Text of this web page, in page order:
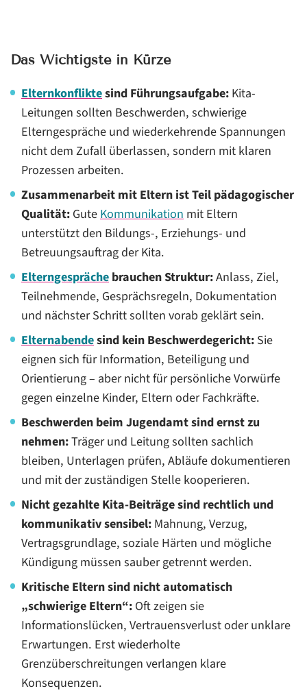
Das Wichtigste in Kürze
Elternkonfliktesind Führungsaufgabe:Kita-
Leitungen sollten Beschwerden, schwierige
Elterngespräche und wiederkehrende Spannungen
nicht dem Zufall überlassen, sondern mit klaren
Prozessen arbeiten.
Zusammenarbeit mit Eltern ist Teil pädagogischer
Qualität:GuteKommunikationmit Eltern
unterstützt den Bildungs-, Erziehungs- und
Betreuungsauftrag der Kita.
Elterngesprächebrauchen Struktur:Anlass, Ziel,
Teilnehmende, Gesprächsregeln, Dokumentation
und nächster Schritt sollten vorab geklärt sein.
Elternabendesind kein Beschwerdegericht:Sie
eignen sich für Information, Beteiligung und
Orientierung – aber nicht für persönliche Vorwürfe
gegen einzelne Kinder, Eltern oder Fachkräfte.
Beschwerden beim Jugendamt sind ernst zu
nehmen:Träger und Leitung sollten sachlich
bleiben, Unterlagen prüfen, Abläufe dokumentieren
und mit der zuständigen Stelle kooperieren.
Nicht gezahlte Kita-Beiträge sind rechtlich und
kommunikativ sensibel:Mahnung, Verzug,
Vertragsgrundlage, soziale Härten und mögliche
Kündigung müssen sauber getrennt werden.
Kritische Eltern sind nicht automatisch
„schwierige Eltern“:Oft zeigen sie
Informationslücken, Vertrauensverlust oder unklare
Erwartungen. Erst wiederholte
Grenzüberschreitungen verlangen klare
Konsequenzen.